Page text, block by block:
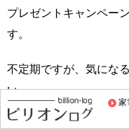
家
プレゼントキャンペー
す。
不定期ですが、気にな
い。